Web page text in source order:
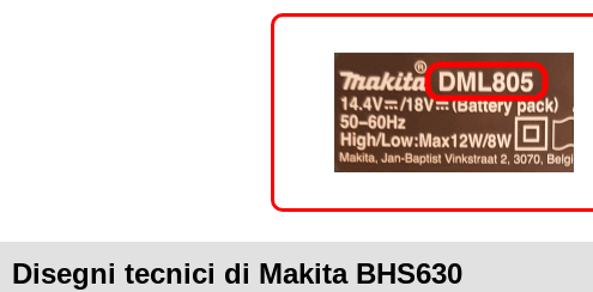
Disegni tecnici di Makita BHS630